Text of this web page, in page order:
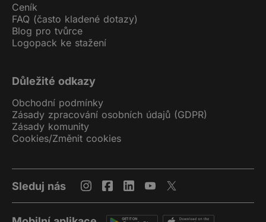
Ceník
FAQ (často kladené dotazy)
Blog pro tvůrce
Logopack ke stažení
Důležité odkazy
Obchodní podmínky
Zásady zpracování osobních údajů (GDPR)
Zásady komunity
Cookies/Změnit cookies
Sleduj nás